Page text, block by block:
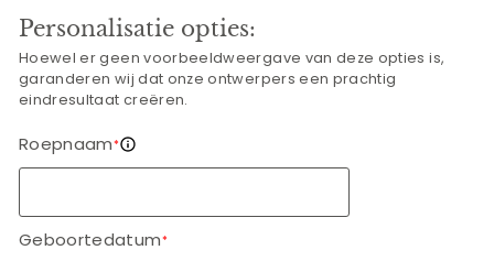
Personalisatie opties:
Hoewel er geen voorbeeldweergave van deze opties is,
garanderen wij dat onze ontwerpers een prachtig
eindresultaat creëren.
Roepnaam*
Geboortedatum*